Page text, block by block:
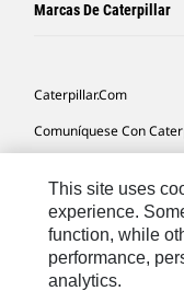
Marcas De Caterpillar
Caterpillar.com
Comuníquese Con
Mapa Del Sitio
Cookie Settings
Avisos Legales
This site uses
experience.
function, while
performance,
analytics.